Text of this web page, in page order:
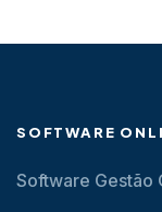
SOFTWARE
Software Gestão